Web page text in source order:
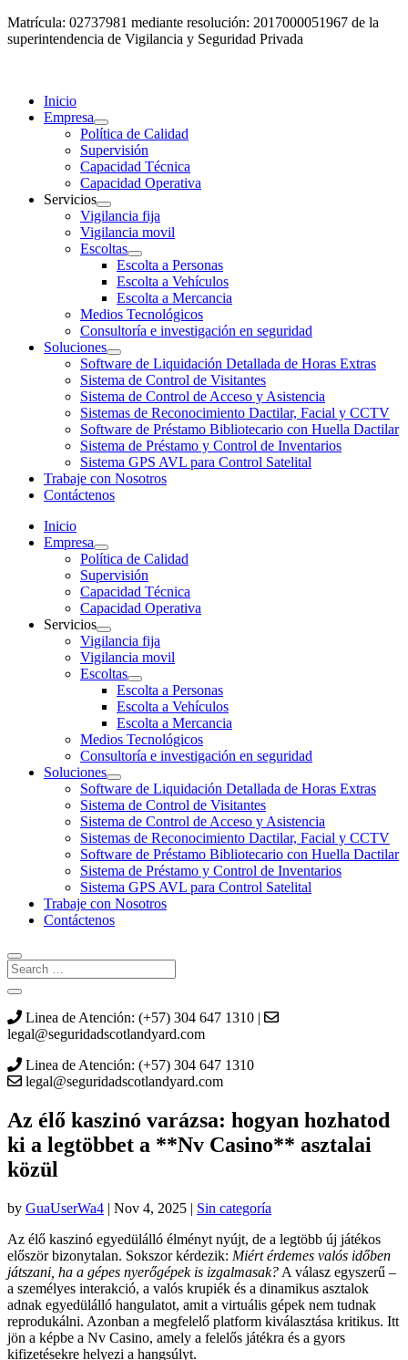
Matrícula: 02737981 mediante resolución: 2017000051967 de la
superintendencia de Vigilancia y Seguridad Privada
Inicio
Empresa
Política de Calidad
Supervisión
Capacidad Técnica
Capacidad Operativa
Servicios
Vigilancia fija
Vigilancia movil
Escoltas
Escolta a Personas
Escolta a Vehículos
Escolta a Mercancia
Medios Tecnológicos
Consultoría e investigación en seguridad
Soluciones
Software de Liquidación Detallada de Horas Extras
Sistema de Control de Visitantes
Sistema de Control de Acceso y Asistencia
Sistemas de Reconocimiento Dactilar, Facial y CCTV
Software de Préstamo Bibliotecario con Huella Dactilar
Sistema de Préstamo y Control de Inventarios
Sistema GPS AVL para Control Satelital
Trabaje con Nosotros
Contáctenos
Inicio
Empresa
Política de Calidad
Supervisión
Capacidad Técnica
Capacidad Operativa
Servicios
Vigilancia fija
Vigilancia movil
Escoltas
Escolta a Personas
Escolta a Vehículos
Escolta a Mercancia
Medios Tecnológicos
Consultoría e investigación en seguridad
Soluciones
Software de Liquidación Detallada de Horas Extras
Sistema de Control de Visitantes
Sistema de Control de Acceso y Asistencia
Sistemas de Reconocimiento Dactilar, Facial y CCTV
Software de Préstamo Bibliotecario con Huella Dactilar
Sistema de Préstamo y Control de Inventarios
Sistema GPS AVL para Control Satelital
Trabaje con Nosotros
Contáctenos
Linea de Atención: (+57) 304 647 1310 |
legal@seguridadscotlandyard.com
Linea de Atención: (+57) 304 647 1310
legal@seguridadscotlandyard.com
Az élő kaszinó varázsa: hogyan hozhatod
ki a legtöbbet a **Nv Casino** asztalai
közül
by GuaUserWa4 | Nov 4, 2025 | Sin categoría
Az élő kaszinó egyedülálló élményt nyújt, de a legtöbb új játékos
először bizonytalan. Sokszor kérdezik: Miért érdemes valós időben
játszani, ha a gépes nyerőgépek is izgalmasak? A válasz egyszerű –
a személyes interakció, a valós krupiék és a dinamikus asztalok
adnak egyedülálló hangulatot, amit a virtuális gépek nem tudnak
reprodukálni. Azonban a megfelelő platform kiválasztása kritikus. Itt
jön a képbe a Nv Casino, amely a felelős játékra és a gyors
kifizetésekre helyezi a hangsúlyt.